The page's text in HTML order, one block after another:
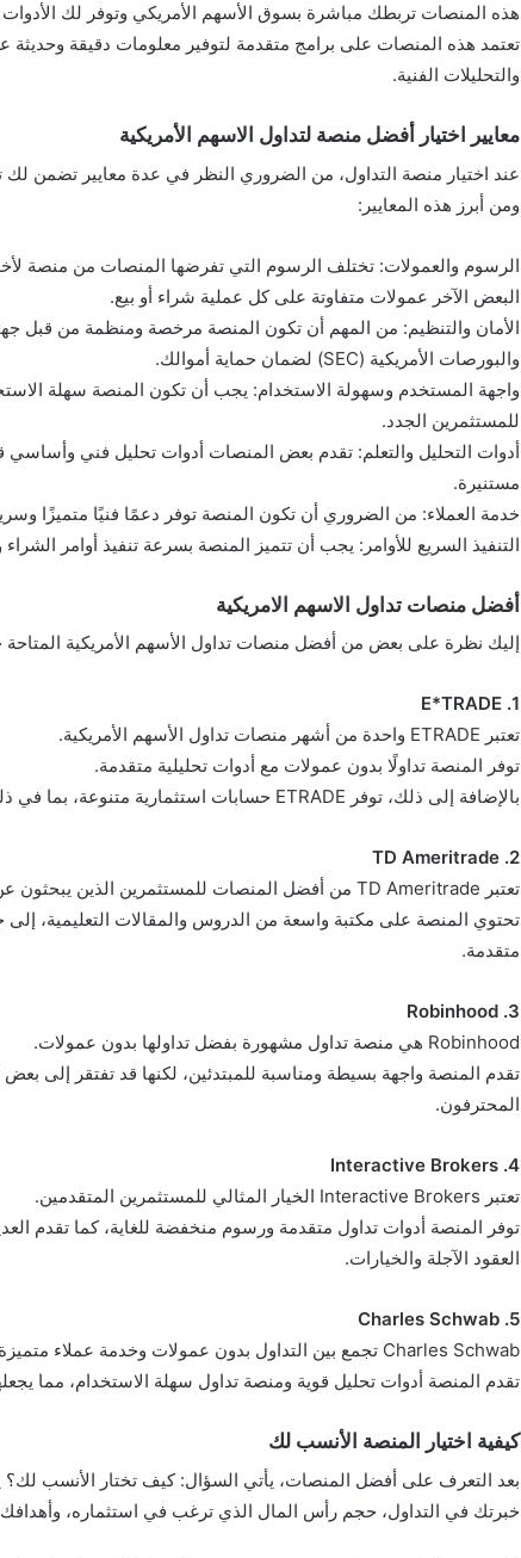
هذه المنصات تربطك مباشرة بسوق الأسهم الأمريكي وتوفر لك الأدوات
تعتمد هذه المنصات على برامج متقدمة لتوفير معلومات دقيقة وحديثة عن
والتحليلات الفنية.
معايير اختيار أفضل منصة لتداول الاسهم الأمريكية
عند اختيار منصة التداول، من الضروري النظر في عدة معايير تضمن لك
ومن أبرز هذه المعايير:
الرسوم والعمولات: تختلف الرسوم التي تفرضها المنصات من منصة
البعض الآخر عمولات متفاوتة على كل عملية شراء أو بيع.
الأمان والتنظيم: من المهم أن تكون المنصة مرخصة ومنظمة من قبل جهات
والبورصات الأمريكية (SEC) لضمان حماية أموالك.
واجهة المستخدم وسهولة الاستخدام: يجب أن تكون المنصة سهلة
للمستثمرين الجدد.
أدوات التحليل والتعلم: تقدم بعض المنصات أدوات تحليل فني وأساسي
مستنيرة.
خدمة العملاء: من الضروري أن تكون المنصة توفر دعمًا فنيًا متميزًا
التنفيذ السريع للأوامر: يجب أن تتميز المنصة بسرعة تنفيذ أوامر
أفضل منصات تداول الاسهم الامريكية
إليك نظرة على بعض من أفضل منصات تداول الأسهم الأمريكية المتاحة
1. E*TRADE
تعتبر ETRADE واحدة من أشهر منصات تداول الأسهم الأمريكية.
توفر المنصة تداولًا بدون عمولات مع أدوات تحليلية متقدمة.
بالإضافة إلى ذلك، توفر ETRADE حسابات استثمارية متنوعة، بما في ذلك حسابات التقاعد.
2. TD Ameritrade
تعتبر TD Ameritrade من أفضل المنصات للمستثمرين الذين يبحثون عن تعليم وتدريب.
تحتوي المنصة على مكتبة واسعة من الدروس والمقالات التعليمية،
متقدمة.
3. Robinhood
Robinhood هي منصة تداول مشهورة بفضل تداولها بدون عمولات.
تقدم المنصة واجهة بسيطة ومناسبة للمبتدئين، لكنها قد تفتقر إلى بعض
المحترفون.
4. Interactive Brokers
تعتبر Interactive Brokers الخيار المثالي للمستثمرين المتقدمين.
توفر المنصة أدوات تداول متقدمة ورسوم منخفضة للغاية، كما تقدم
العقود الآجلة والخيارات.
5. Charles Schwab
Charles Schwab تجمع بين التداول بدون عمولات وخدمة عملاء متميزة.
تقدم المنصة أدوات تحليل قوية ومنصة تداول سهلة الاستخدام، مما
كيفية اختيار المنصة الأنسب لك
بعد التعرف على أفضل المنصات، يأتي السؤال: كيف تختار الأنسب
خبرتك في التداول، حجم رأس المال الذي ترغب في استثماره، وأهدافك